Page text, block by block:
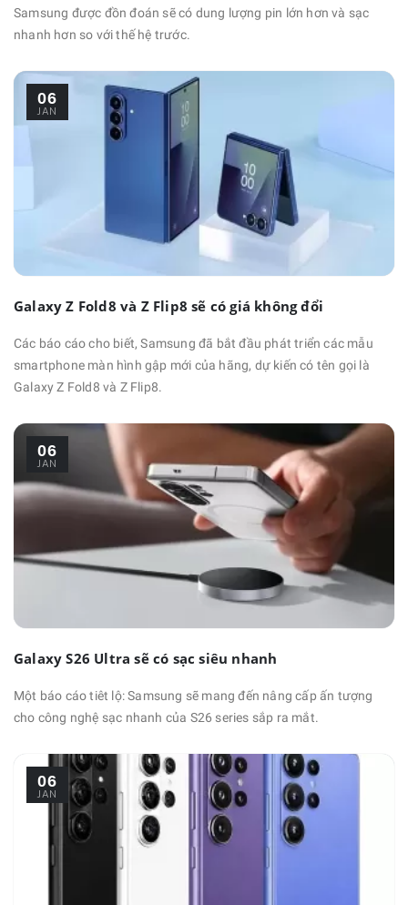
Samsung được đồn đoán sẽ có dung lượng pin lớn hơn và sạc
nhanh hơn so với thế hệ trước.
06
JAN
Galaxy Z Fold8 và Z Flip8 sẽ có giá không đổi
Các báo cáo cho biết, Samsung đã bắt đầu phát triển các mẫu
smartphone màn hình gập mới của hãng, dự kiến có tên gọi là
Galaxy Z Fold8 và Z Flip8.
06
JAN
Galaxy S26 Ultra sẽ có sạc siêu nhanh
Một báo cáo tiêt lộ: Samsung sẽ mang đến nâng cấp ấn tượng
cho công nghệ sạc nhanh của S26 series sắp ra mắt.
06
JAN